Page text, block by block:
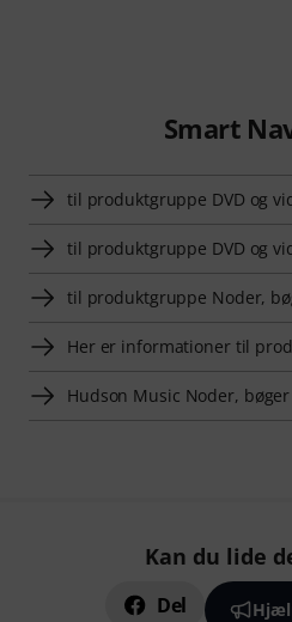
Smart
til produktgruppe DVD og
til produktgruppe DVD og
til produktgruppe Noder,
Her er informationer til
Hudson Music Noder,
Kan du lide
Del